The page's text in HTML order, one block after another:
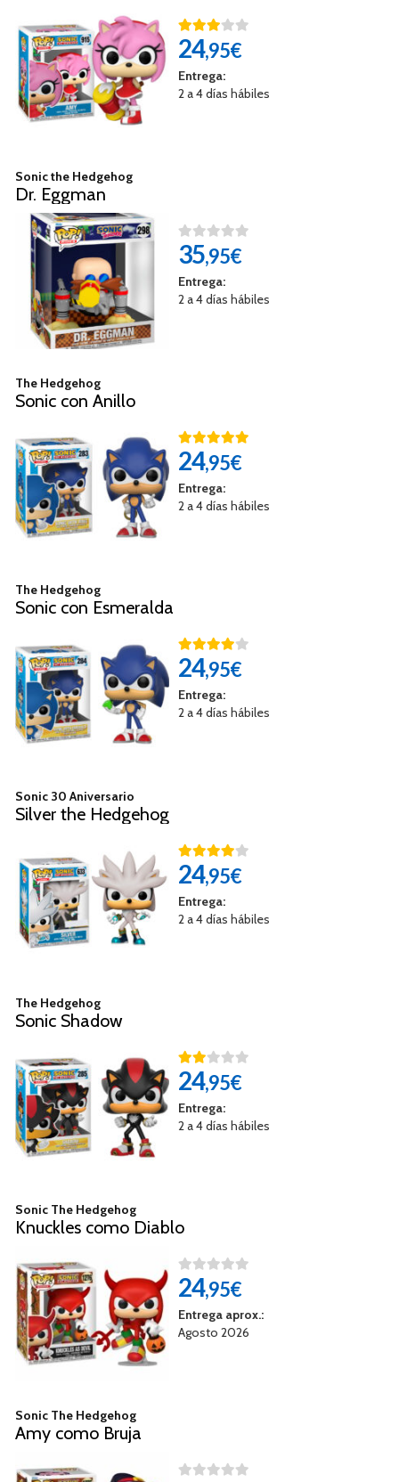
24,95€
Entrega:
2 a 4 días hábiles
Sonic the Hedgehog
Dr. Eggman
35,95€
Entrega:
2 a 4 días hábiles
The Hedgehog
Sonic con Anillo
24,95€
Entrega:
2 a 4 días hábiles
The Hedgehog
Sonic con Esmeralda
24,95€
Entrega:
2 a 4 días hábiles
Sonic 30 Aniversario
Silver the Hedgehog
24,95€
Entrega:
2 a 4 días hábiles
The Hedgehog
Sonic Shadow
24,95€
Entrega:
2 a 4 días hábiles
Sonic The Hedgehog
Knuckles como Diablo
24,95€
Entrega aprox.:
Agosto 2026
Sonic The Hedgehog
Amy como Bruja